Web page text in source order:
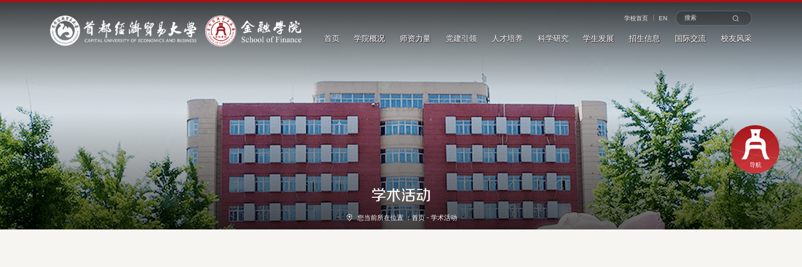
学校首页 EN
首页 学院概况 师资力量 党建引领 人才培养 科学研究 学生发展 招生信息 国际交流 校友风采
学术活动
您当前所在位置 ：首页 - 学术活动
导航
学院首页
新闻动态
通知公告
学术活动
数说金融
科学研究